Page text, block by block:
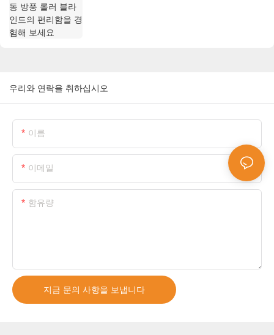
우리와 연락을 취하십시오
이름
이메일
함유량
지금 문의 사항을 보냅니다